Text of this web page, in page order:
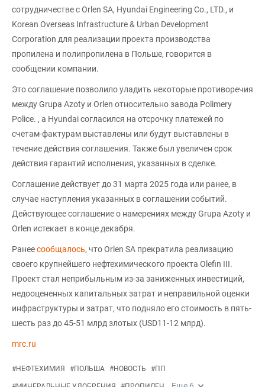
сотрудничестве с Orlen SA, Hyundai Engineering Co., LTD., и
Korean Overseas Infrastructure & Urban Development
Corporation для реализации проекта производства
пропилена и полипропилена в Польше, говорится в
сообщении компании.
Это соглашение позволило уладить некоторые противоречия
между Grupa Azoty и Orlen относительно завода Polimery
Police. , а Hyundai согласился на отсрочку платежей по
счетам-фактурам выставлены или будут выставлены в
течение действия соглашения. Также был увеличен срок
действия гарантий исполнения, указанных в сделке.
Соглашение действует до 31 марта 2025 года или ранее, в
случае наступления указанных в соглашении событий.
Действующее соглашение о намерениях между Grupa Azoty и
Orlen истекает в конце декабря.
Ранеесообщалось, что Orlen SA прекратила реализацию
своего крупнейшего нефтехимического проекта Olefin III.
Проект стал неприбыльным из-за заниженных инвестиций,
недооцененных капитальных затрат и неправильной оценки
инфраструктуры и затрат, что подняло его стоимость в пять-
шесть раз до 45-51 млрд злотых (USD11-12 млрд).
mrc.ru
#НЕФТЕХИМИЯ #ПОЛЬША #НОВОСТЬ #ПП